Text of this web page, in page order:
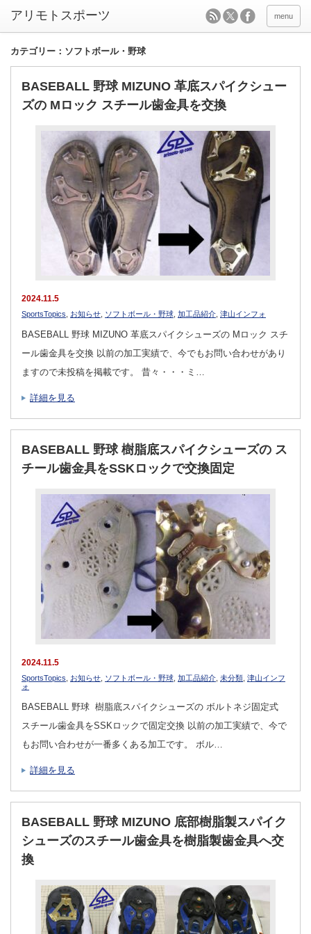
menu
カテゴリー：ソフトボール・野球
BASEBALL 野球 MIZUNO 革底スパイクシュー
ズの Mロック スチール歯金具を交換
2024.11.5
SportsTopics, お知らせ, ソフトボール・野球, 加工品紹介, 津山インフォ
BASEBALL 野球 MIZUNO 革底スパイクシューズの Mロック スチ
ール歯金具を交換 以前の加工実績で、今でもお問い合わせがあり
ますので未投稿を掲載です。 昔々・・・ミ…
詳細を見る
BASEBALL 野球 樹脂底スパイクシューズの ス
チール歯金具をSSKロックで交換固定
2024.11.5
SportsTopics お知らせ ソフトボール・野球 加工品紹介 未分類 津山インフ
ォ
BASEBALL 野球 樹脂底スパイクシューズの ボルトネジ固定式
スチール歯金具をSSKロックで固定交換 以前の加工実績で、今で
もお問い合わせが一番多くある加工です。 ボル…
詳細を見る
BASEBALL 野球 MIZUNO 底部樹脂製スパイク
シューズのスチール歯金具を樹脂製歯金具へ交
換